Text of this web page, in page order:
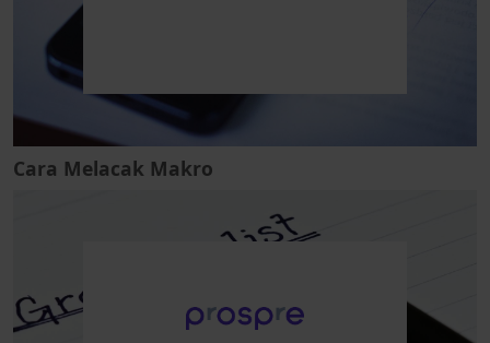
Cara Melacak Makro